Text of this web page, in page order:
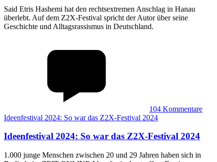
Said Etris Hashemi hat den rechtsextremen Anschlag in Hanau
überlebt. Auf dem Z2X-Festival spricht der Autor über seine
Geschichte und Alltagsrassismus in Deutschland.
104 Kommentare
Ideenfestival 2024: So war das Z2X-Festival 2024
Ideenfestival 2024: So war das Z2X-Festival 2024
1.000 junge Menschen zwischen 20 und 29 Jahren haben sich in